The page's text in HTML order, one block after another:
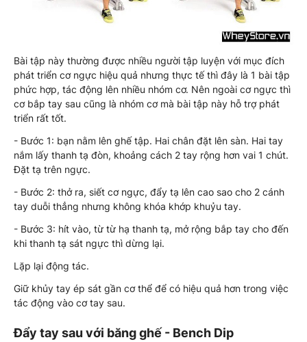
Bài tập này thường được nhiều người tập luyện với mục đích
phát triển cơ ngực hiệu quả nhưng thực tế thì đây là 1 bài tập
phức hợp, tác động lên nhiều nhóm cơ. Nên ngoài cơ ngực thì
cơ bắp tay sau cũng là nhóm cơ mà bài tập này hỗ trợ phát
triển rất tốt.
- Bước 1: bạn nằm lên ghế tập. Hai chân đặt lên sàn. Hai tay
nắm lấy thanh tạ đòn, khoảng cách 2 tay rộng hơn vai 1 chút.
Đặt tạ trên ngực.
- Bước 2: thở ra, siết cơ ngực, đẩy tạ lên cao sao cho 2 cánh
tay duỗi thẳng nhưng không khóa khớp khuỷu tay.
- Bước 3: hít vào, từ từ hạ thanh tạ, mở rộng bắp tay cho đến
khi thanh tạ sát ngực thì dừng lại.
Lặp lại động tác.
Giữ khủy tay ép sát gần cơ thể để có hiệu quả hơn trong việc
tác động vào cơ tay sau.
Đẩy tay sau với băng ghế - Bench Dip